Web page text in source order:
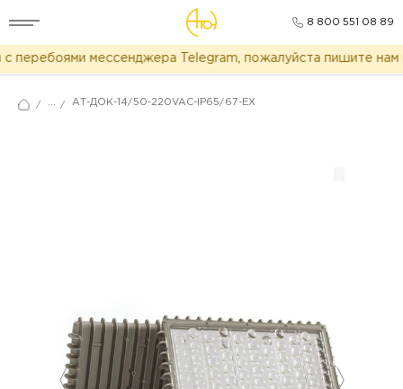
8 800 551 08 89
мессенджера Telegram, пожалуйста пишите нам в
/ ... / АТ-ДОК-14/50-220VAC-IP65/67-EX